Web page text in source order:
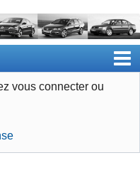
vous connecter ou